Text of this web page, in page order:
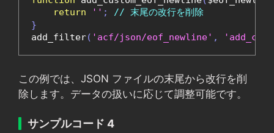
return
'' ;
// 末尾の改行を削除
}
add_filter( 'acf/json/eof_newline' ,
この例では、JSON ファイルの末尾から改行を削
除します。データの扱いに応じて調整可能です。
サンプルコード 4